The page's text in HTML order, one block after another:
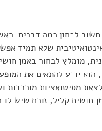
לבחון כמה דברים.
שלא תמיד
מומלץ לבחור באמן
הוא יודע להתאים את
מסיטואציות
חושים קליל, זורם שיש